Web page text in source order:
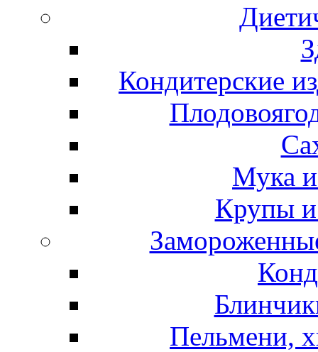
Кондитерские
Мука
Крупы и
Пельмени,